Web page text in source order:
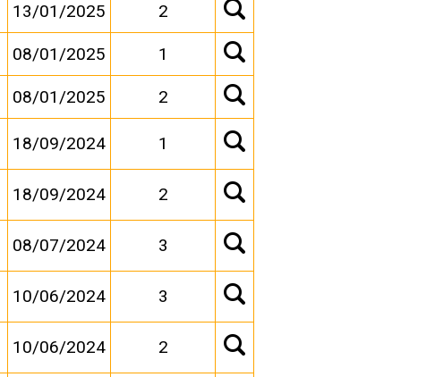
13/01/2025 2
08/01/2025 1
08/01/2025
2
18/09/2024
1
18/09/2024
2
08/07/2024
3
10/06/2024
3
10/06/2024
2